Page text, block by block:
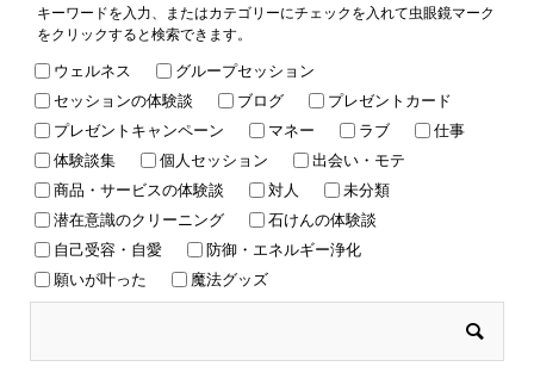
キーワードを入力、またはカテゴリーにチェックを入れて虫眼鏡マーク
をクリックすると検索できます。
ウェルネス
グループセッション
セッションの体験談
ブログ
プレゼントカード
プレゼントキャンペーン
マネー ラブ
仕事
体験談集
個人セッション
出会い・モテ
商品・サービスの体験談
対人
未分類
潜在意識のクリーニング
石けんの体験談
自己受容・自愛
防御・エネルギー浄化
願いが叶った
魔法グッズ